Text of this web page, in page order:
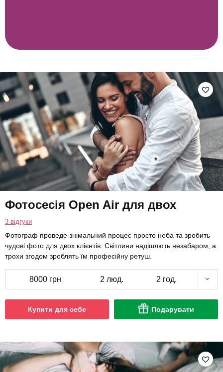
Фотосесія Open Air для двох
3 відгуки
Фотограф проведе знімальний процес просто неба та зробить
чудові фото для двох клієнтів. Світлини надішлють незабаром, а
трохи згодом зроблять їм професійну ретуш.
8000 грн 2 люд. 2 год.
Купити для себе Подарувати